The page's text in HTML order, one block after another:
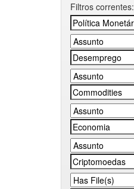
Filtros correntes: